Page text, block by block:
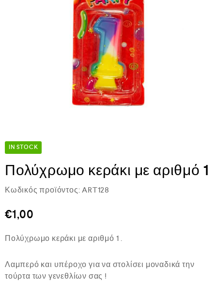
IN STOCK
Πολύχρωμο κεράκι με αριθμό 1
Κωδικός προϊόντος: ART128
€1,00
Πολύχρωμο κεράκι με αριθμό 1 .
Λαμπερό και υπέροχο για να στολίσει μοναδικά την
τούρτα των γενεθλίων σας !